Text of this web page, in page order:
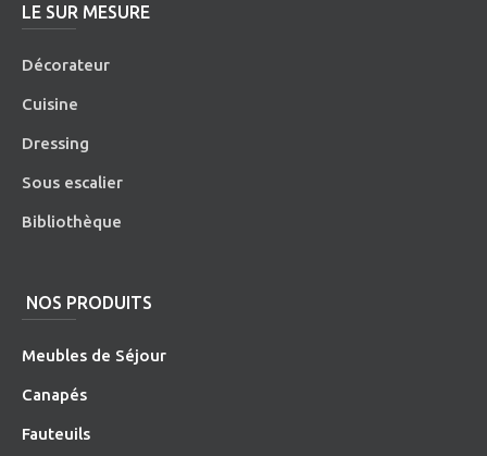
LE SUR MESURE
Décorateur
Cuisine
Dressing
Sous escalier
Bibliothèque
NOS PRODUITS
Meubles de Séjour
Canapés
Fauteuils